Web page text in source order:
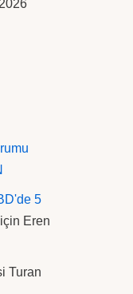
5
için Eren
Turan